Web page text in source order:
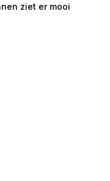
ziet er mooi